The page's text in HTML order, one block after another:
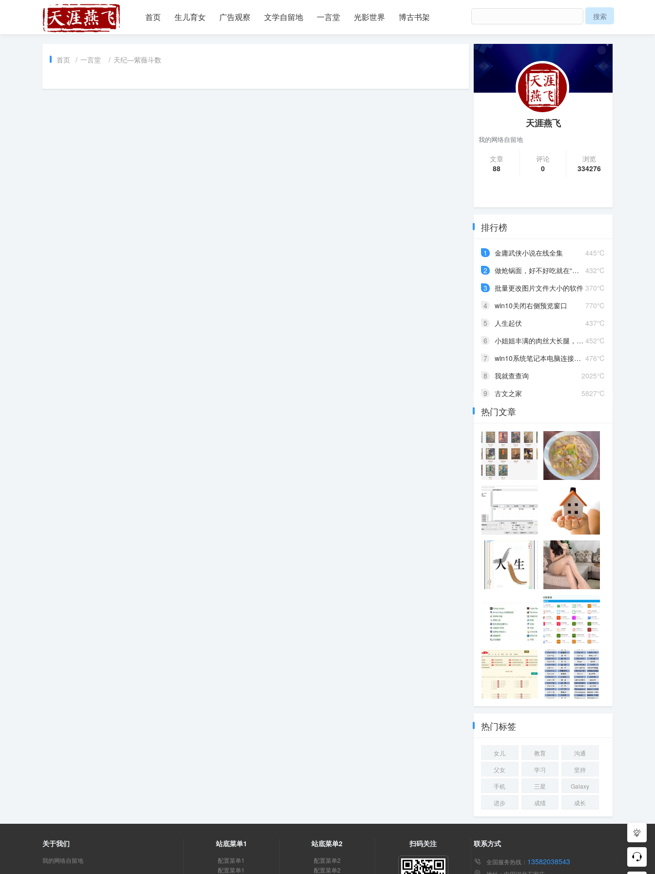
首页 生儿育女 广告观察 文学自留地 一言堂 光影世界 博古书架
首页 / 一言堂 / 天纪—紫薇斗数
天涯燕飞
我的网络自留地
文章
88
评论
0
浏览
334276
排行榜
445℃
1
金庸武侠小说在线全集
432℃
2
做炝锅面，好不好吃就在“炝”，学会这种炝锅技巧，做白菜炝锅面也好吃！
370℃
3
批量更改图片文件大小的软件
770℃
4
win10关闭右侧预览窗口
437℃
5
人生起伏
452℃
6
小姐姐丰满的肉丝大长腿，配上肉色红底高跟鞋，清纯的面容，勾人的眼神
476℃
7
win10系统笔记本电脑连接蓝牙鼠标，一会儿自动断开，又要重新连接如何解决
2025℃
8
我就查查询
5827℃
9
古文之家
10 Windows用户一定要知道的4个电脑技巧，值得收藏！
热门文章
金庸武侠小说在
线全集
好吃就在“炝”，学
会这种炝锅技
巧，做白菜炝锅
面也好吃！
批量更改图片文
件大小的软件
win10关闭右侧预
览窗口
丝大长腿，配上
肉色红底高跟
鞋，清纯的面
容，勾人的眼神
电脑连接蓝牙鼠
标，一会儿自动
断开，又要重新
连接如何解决
我就查查询
热门标签
女儿 教育
沟通
父女
学习
坚持
手机
三星
Galaxy
进步
成绩 成长
关于我们
我的网络自留地
站底菜单1
配置菜单1
配置菜单1
站底菜单2
配置菜单2
配置菜单2
扫码关注 联系方式
全国服务热线： 13582038543